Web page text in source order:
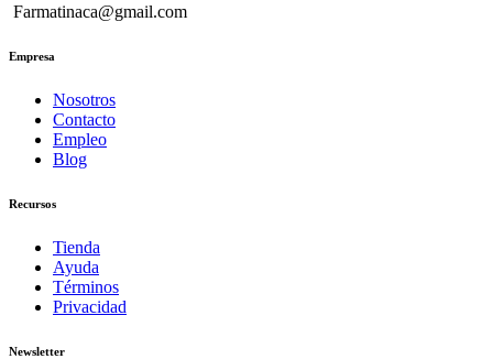
Farmatinaca@gmail.com
Empresa
Nosotros
Contacto
Empleo
Blog
Recursos
Tienda
Ayuda
Términos
Privacidad
Newsletter